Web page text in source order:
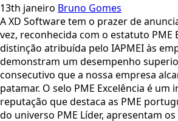
13th janeiro Bruno Gomes
A XD Software tem o prazer de
vez, reconhecida com o estatuto PME
distinção atribuída pelo IAPMEI às
demonstram um desempenho
consecutivo que a nossa empresa
patamar. O selo PME Excelência é
reputação que destaca as PME
do universo PME Líder, apresentam